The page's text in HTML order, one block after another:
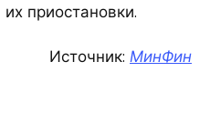
приостановки.
Источник: МинФин